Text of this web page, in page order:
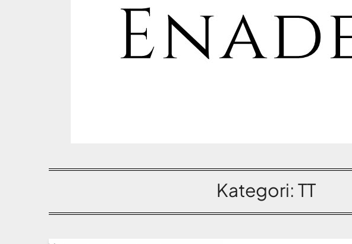
Kategori:TT